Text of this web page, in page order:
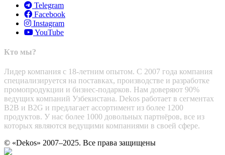
Telegram
Facebook
Instagram
YouTube
Кто мы?
Лидер компания с 18-летним опытом. С 2007 года компания
специализируется на поставках, производстве и разработке
промопродукции и бизнес-подарков. Нам доверяют 90%
ведущих компаний Узбекистана. Dekos работает в сегментах
B2B и B2G и предлагает ассортимент из более 1200
продуктов. У нас более 1000 довольных партнёров, все из
которых являются ведущими компаниями в своей сфере.
© «Dekos» 2007–2025. Все права защищены